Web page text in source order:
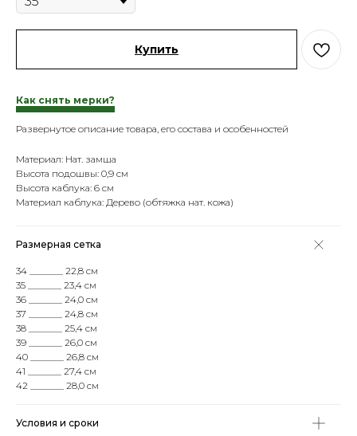
Купить
Как снять мерки?
Развернутое описание товара, его состава и особенностей
Материал: Нат. замша
Высота подошвы: 0,9 см
Высота каблука: 6 см
Материал каблука: Дерево (обтяжка нат. кожа)
Размерная сетка
34 _______ 22,8 см
35 _______ 23,4 см
36 _______ 24,0 см
37 _______ 24,8 см
38 _______ 25,4 см
39 _______ 26,0 см
40 _______ 26,8 см
41 _______ 27,4 см
42 _______ 28,0 см
Условия и сроки